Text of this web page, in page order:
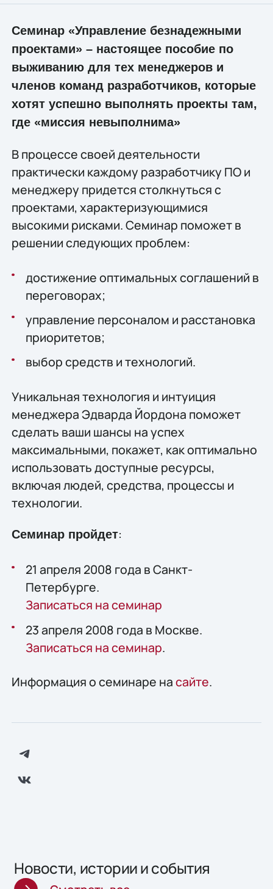
Семинар «Управление безнадежными
проектами» – настоящее пособие по
выживанию для тех менеджеров и
членов команд разработчиков, которые
хотят успешно выполнять проекты там,
где «миссия невыполнима»
В процессе своей деятельности
практически каждому разработчику ПО и
менеджеру придется столкнуться с
проектами, характеризующимися
высокими рисками. Семинар поможет в
решении следующих проблем:
достижение оптимальных соглашений в
переговорах;
управление персоналом и расстановка
приоритетов;
выбор средств и технологий.
Уникальная технология и интуиция
менеджера Эдварда Йордона поможет
сделать ваши шансы на успех
максимальными, покажет, как оптимально
использовать доступные ресурсы,
включая людей, средства, процессы и
технологии.
Семинар пройдет:
21 апреля 2008 года в Санкт-
Петербурге.
Записаться на семинар
23 апреля 2008 года в Москве.
Записаться на семинар.
Информация о семинаре насайте.
Новости, истории и события